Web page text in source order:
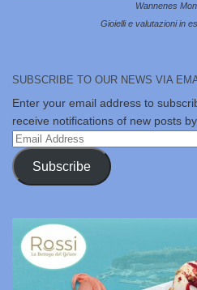
Wannenes
Gioielli e valutazioni in
SUBSCRIBE TO OUR NEWS VIA
Enter your email address to
receive notifications of new posts
Email
Address
Subscribe